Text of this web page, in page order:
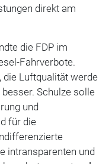
direkt am
die FDP im
Fahrverbote.
die Luftqualität werde
Schulze solle
und
für die
intransparenten und